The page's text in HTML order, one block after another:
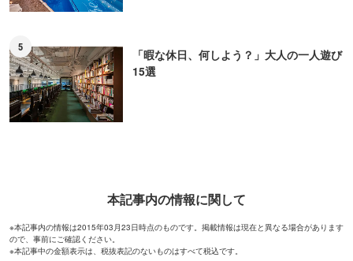
5
「暇な休日、何しよう？」大人の一人遊び
15選
本記事内の情報に関して
※本記事内の情報は2015年03月23日時点のものです。掲載情報は現在と異なる場合があります
ので、事前にご確認ください。
※本記事中の金額表示は、税抜表記のないものはすべて税込です。